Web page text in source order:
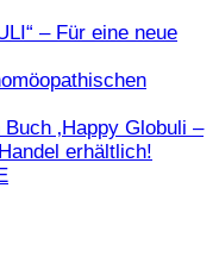
– Für eine neue
‚Happy Globuli –
erhältlich!